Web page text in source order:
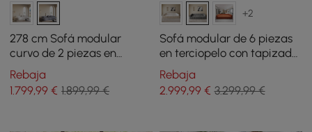
278 cm Sofá modular
curvo de 2 piezas en
terciopelo con cojines
Rebaja
1.799,99 € 1.899,99 €
+2
Sofá modular de 6 piezas
en terciopelo con tapizado
acanalado 301 cm
Rebaja
2.999,99€ 3.299,99 €